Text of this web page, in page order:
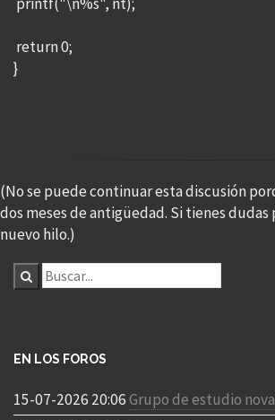
return 0;
}
(No se puede continuar esta discusión
dos meses de antigüedad. Si tienes dudas
nuevo hilo.)
EN LOS FOROS
15-07-2026 20:06Grupo de estudio